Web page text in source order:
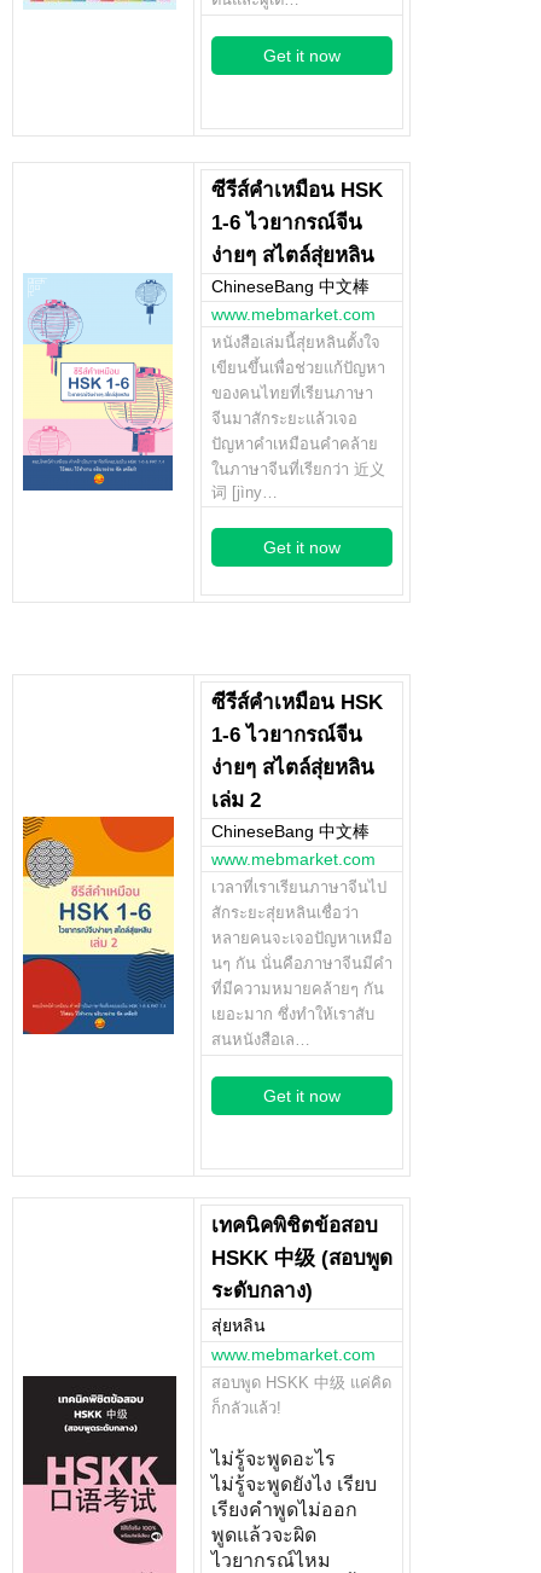
Get it now
ซีรีส์คำเหมือน HSK
1-6 ไวยากรณ์จีน
ง่ายๆ สไตล์สุ่ยหลิน
ChineseBang 中文棒
www.mebmarket.com
หนังสือเล่มนี้สุ่ยหลินตั้งใจ
เขียนขึ้นเพื่อช่วยแก้ปัญหา
ของคนไทยที่เรียนภาษา
จีนมาสักระยะแล้วเจอ
ปัญหาคำเหมือนคำคล้าย
ในภาษาจีนที่เรียกว่า 近义
词 [jìny…
Get it now
ซีรีส์คำเหมือน HSK
1-6 ไวยากรณ์จีน
ง่ายๆ สไตล์สุ่ยหลิน
เล่ม 2
ChineseBang 中文棒
www.mebmarket.com
เวลาที่เราเรียนภาษาจีนไป
สักระยะสุ่ยหลินเชื่อว่า
หลายคนจะเจอปัญหาเหมือ
นๆ กัน นั่นคือภาษาจีนมีคำ
ที่มีความหมายคล้ายๆ กัน
เยอะมาก ซึ่งทำให้เราสับ
สนหนังสือเล…
Get it now
เทคนิคพิชิตข้อสอบ
HSKK 中级 (สอบพูด
ระดับกลาง)
สุ่ยหลิน
www.mebmarket.com
สอบพูด HSKK 中级 แค่คิด
ก็กลัวแล้ว!
ไม่รู้จะพูดอะไร
ไม่รู้จะพูดยังไง เรียบ
เรียงคำพูดไม่ออก
พูดแล้วจะผิด
ไวยากรณ์ไหม